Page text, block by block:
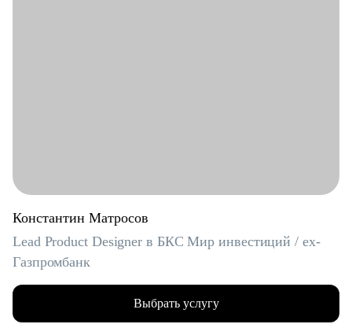
Константин Матросов
Lead Product Designer в БКС Мир инвестиций / ex-
Газпромбанк
Выбрать услугу